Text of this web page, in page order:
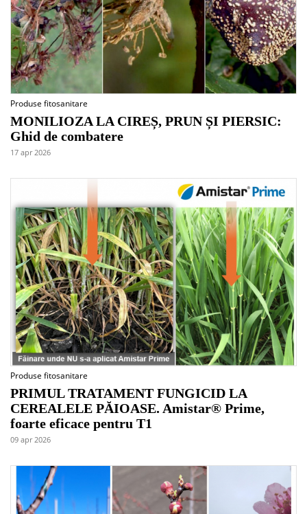
Produse fitosanitare
MONILIOZA LA CIREȘ, PRUN ȘI PIERSIC:
Ghid de combatere
17 apr 2026
Produse fitosanitare
PRIMUL TRATAMENT FUNGICID LA
CEREALELE PĂIOASE. Amistar® Prime,
foarte eficace pentru T1
09 apr 2026